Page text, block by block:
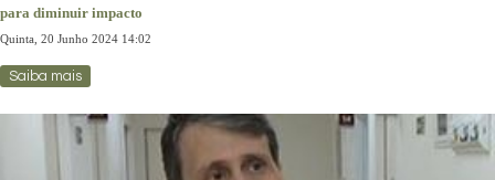
para diminuir impacto
Quinta, 20 Junho 2024 14:02
Saiba mais